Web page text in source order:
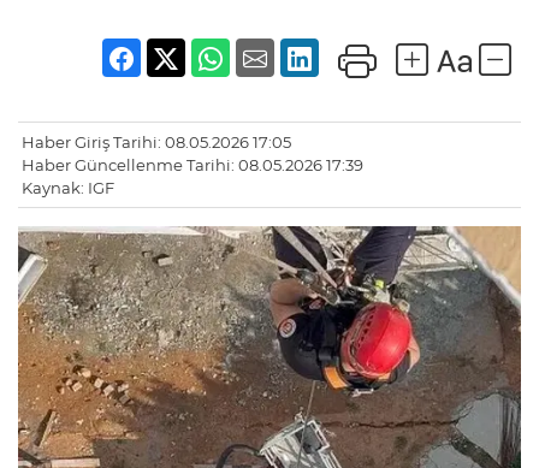
Haber Giriş Tarihi: 08.05.2026 17:05
Haber Güncellenme Tarihi: 08.05.2026 17:39
Kaynak: IGF